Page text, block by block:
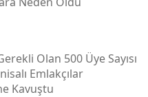
Olan 500 Üye Sayısı
Emlakçılar
Kavuştu